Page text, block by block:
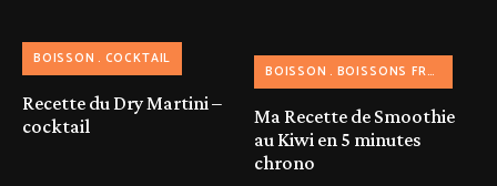
BOISSON COCKTAIL
Recette du Dry Martini –
cocktail
BOISSON BOISSONS FRAICHES
Ma Recette de Smoothie
au Kiwi en 5 minutes
chrono